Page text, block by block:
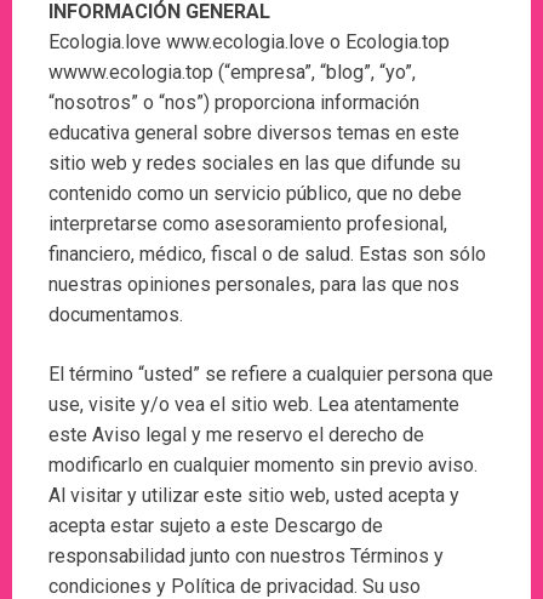
INFORMACIÓN GENERAL
Ecologia.love www.ecologia.love o Ecologia.top
wwww.ecologia.top (“empresa”, “blog”, “yo”,
“nosotros” o “nos”) proporciona información
educativa general sobre diversos temas en este
sitio web y redes sociales en las que difunde su
contenido como un servicio público, que no debe
interpretarse como asesoramiento profesional,
financiero, médico, fiscal o de salud. Estas son sólo
nuestras opiniones personales, para las que nos
documentamos.
El término “usted” se refiere a cualquier persona que
use, visite y/o vea el sitio web. Lea atentamente
este Aviso legal y me reservo el derecho de
modificarlo en cualquier momento sin previo aviso.
Al visitar y utilizar este sitio web, usted acepta y
acepta estar sujeto a este Descargo de
responsabilidad junto con nuestros Términos y
condiciones y Política de privacidad. Su uso